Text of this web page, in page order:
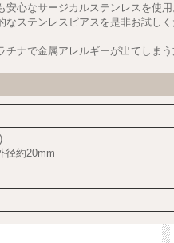
安心なサージカルステンレスを使
なステンレスピアスを是非お試し
チナで金属アレルギーが出てしま
径約20mm